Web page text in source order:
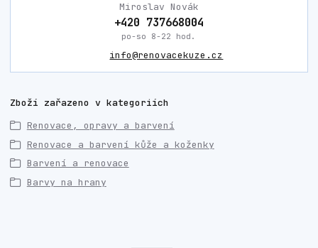
Miroslav Novák
+420 737668004
po-so 8-22 hod.
info@renovacekuze.cz
Zboží zařazeno v kategoriích
Renovace, opravy a barvení
Renovace a barvení kůže a koženky
Barvení a renovace
Barvy na hrany